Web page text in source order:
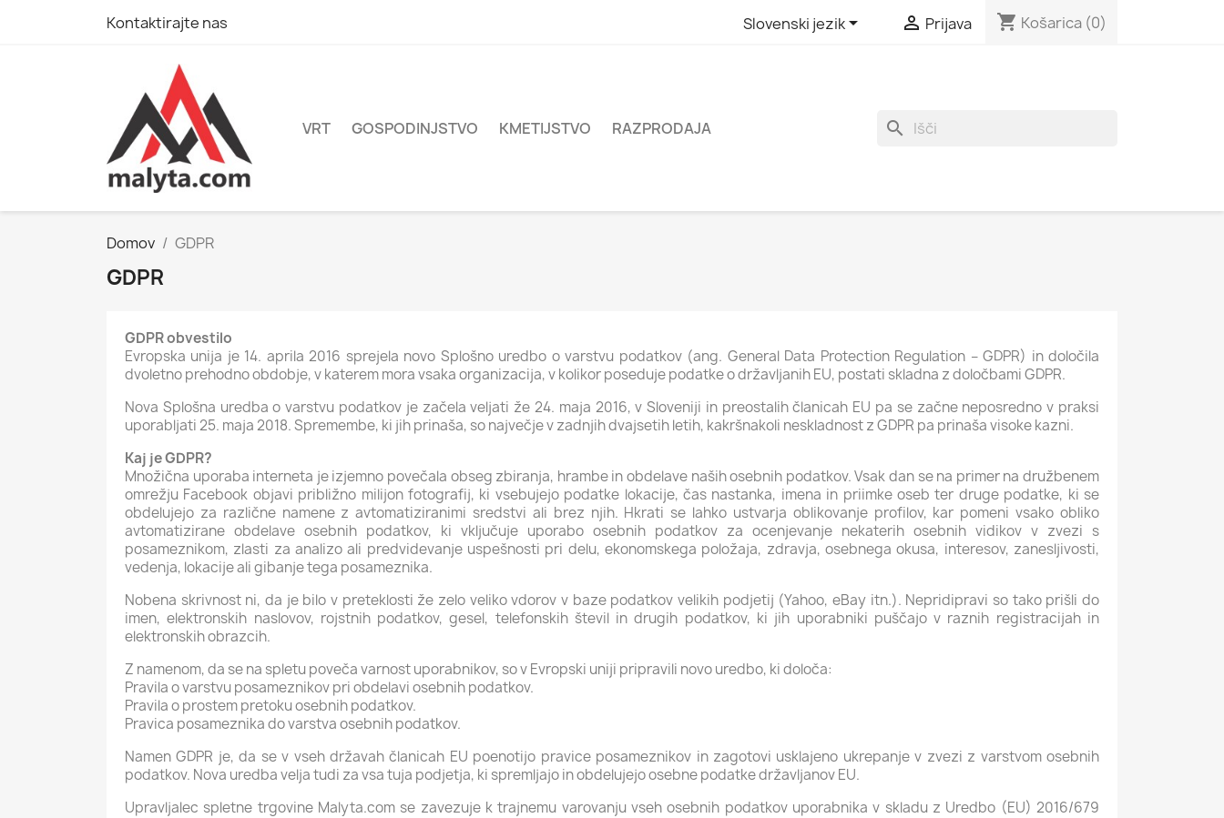
Kontaktirajte nas Slovenski jezik  Prijava shopping_cart Košarica (0)
VRT GOSPODINJSTVO KMETIJSTVO RAZPRODAJA search
Domov GDPR
GDPR
GDPR obvestilo
Evropska unija je 14. aprila 2016 sprejela novo Splošno uredbo o varstvu podatkov (ang. General Data Protection Regulation – GDPR) in določila
dvoletno prehodno obdobje, v katerem mora vsaka organizacija, v kolikor poseduje podatke o državljanih EU, postati skladna z določbami GDPR.
Nova Splošna uredba o varstvu podatkov je začela veljati že 24. maja 2016, v Sloveniji in preostalih članicah EU pa se začne neposredno v praksi
uporabljati 25. maja 2018. Spremembe, ki jih prinaša, so največje v zadnjih dvajsetih letih, kakršnakoli neskladnost z GDPR pa prinaša visoke kazni.
Kaj je GDPR?
Množična uporaba interneta je izjemno povečala obseg zbiranja, hrambe in obdelave naših osebnih podatkov. Vsak dan se na primer na družbenem
omrežju Facebook objavi približno milijon fotografij, ki vsebujejo podatke lokacije, čas nastanka, imena in priimke oseb ter druge podatke, ki se
obdelujejo za različne namene z avtomatiziranimi sredstvi ali brez njih. Hkrati se lahko ustvarja oblikovanje profilov, kar pomeni vsako obliko
avtomatizirane obdelave osebnih podatkov, ki vključuje uporabo osebnih podatkov za ocenjevanje nekaterih osebnih vidikov v zvezi s
posameznikom, zlasti za analizo ali predvidevanje uspešnosti pri delu, ekonomskega položaja, zdravja, osebnega okusa, interesov, zanesljivosti,
vedenja, lokacije ali gibanje tega posameznika.
Nobena skrivnost ni, da je bilo v preteklosti že zelo veliko vdorov v baze podatkov velikih podjetij (Yahoo, eBay itn.). Nepridipravi so tako prišli do
imen, elektronskih naslovov, rojstnih podatkov, gesel, telefonskih števil in drugih podatkov, ki jih uporabniki puščajo v raznih registracijah in
elektronskih obrazcih.
Z namenom, da se na spletu poveča varnost uporabnikov, so v Evropski uniji pripravili novo uredbo, ki določa:
Pravila o varstvu posameznikov pri obdelavi osebnih podatkov.
Pravila o prostem pretoku osebnih podatkov.
Pravica posameznika do varstva osebnih podatkov.
Namen GDPR je, da se v vseh državah članicah EU poenotijo pravice posameznikov in zagotovi usklajeno ukrepanje v zvezi z varstvom osebnih
podatkov. Nova uredba velja tudi za vsa tuja podjetja, ki spremljajo in obdelujejo osebne podatke državljanov EU.
Upravljalec spletne trgovine Malyta.com se zavezuje k trajnemu varovanju vseh osebnih podatkov uporabnika v skladu z Uredbo (EU) 2016/679